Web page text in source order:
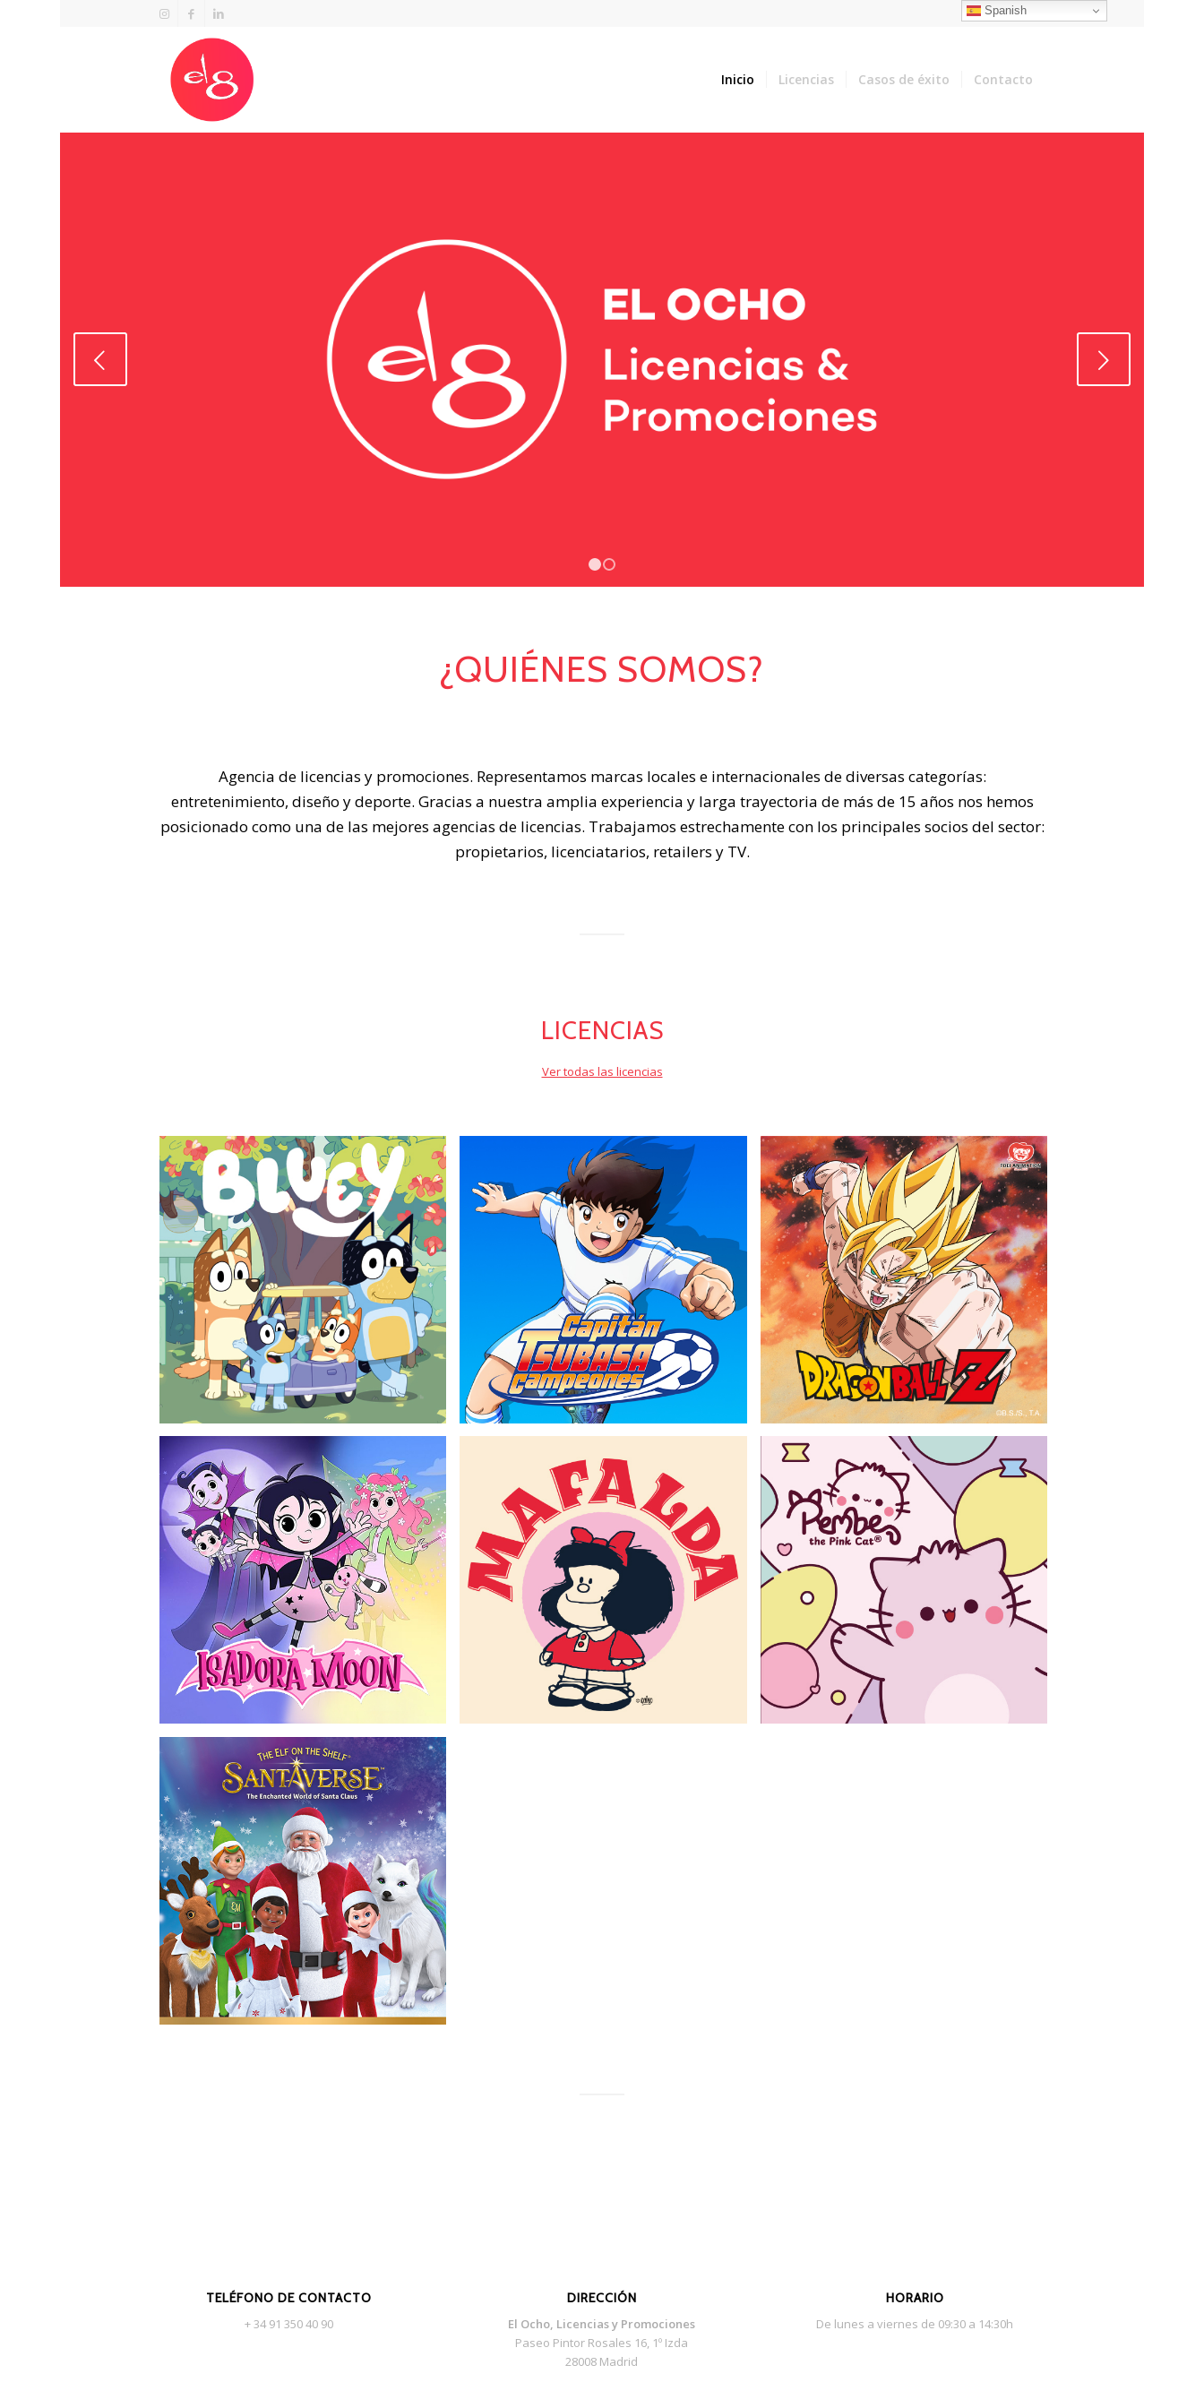
Inicio Licencias Casos de éxito Contacto
¿QUIÉNES SOMOS?
Agencia de licencias y promociones. Representamos marcas locales e internacionales de diversas categorías:
entretenimiento, diseño y deporte. Gracias a nuestra amplia experiencia y larga trayectoria de más de 15 años nos hemos
posicionado como una de las mejores agencias de licencias. Trabajamos estrechamente con los principales socios del sector:
propietarios, licenciatarios, retailers y TV.
LICENCIAS
Ver todas las licencias
Bluey Capitán Tsubasa Dragon Ball Z
Isadora Moon
TELÉFONO DE CONTACTO
+ 34 91 350 40 90
DIRECCIÓN
El Ocho, Licencias y Promociones
Paseo Pintor Rosales 16, 1º Izda
28008 Madrid
HORARIO
De lunes a viernes de 09:30 a 14:30h
Spanish